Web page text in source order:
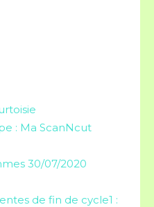
: Ma ScanNcut
30/07/2020
de fin de cycle1 :